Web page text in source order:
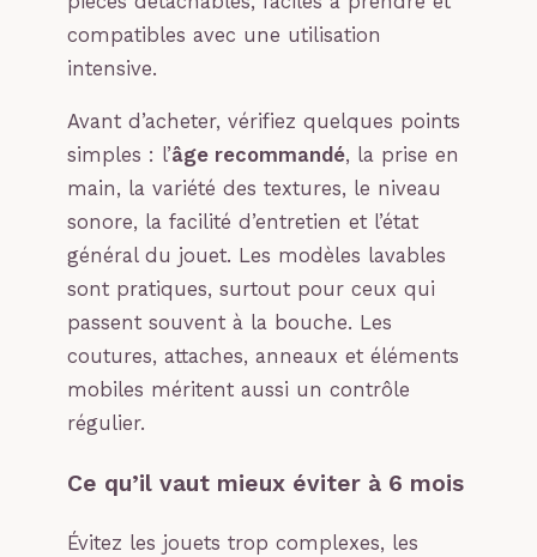
compatibles avec une utilisation
intensive.
Avant d’acheter, vérifiez quelques points
simples : l’âge recommandé, la prise en
main, la variété des textures, le niveau
sonore, la facilité d’entretien et l’état
général du jouet. Les modèles lavables
sont pratiques, surtout pour ceux qui
passent souvent à la bouche. Les
coutures, attaches, anneaux et éléments
mobiles méritent aussi un contrôle
régulier.
Ce qu’il vaut mieux éviter à 6 mois
Évitez les jouets trop complexes, les